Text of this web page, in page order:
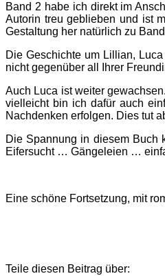
Band 2 habe ich direkt im
Autorin treu geblieben und ist
Gestaltung her natürlich zu
Die Geschichte um Lillian,
nicht gegenüber all Ihrer
Auch Luca ist weiter
vielleicht bin ich dafür auch
Nachdenken erfolgen. Dies tut
Die Spannung in diesem Buch
Eifersucht … Gängeleien …
Eine schöne Fortsetzung, mit
Teile diesen Beitrag über: